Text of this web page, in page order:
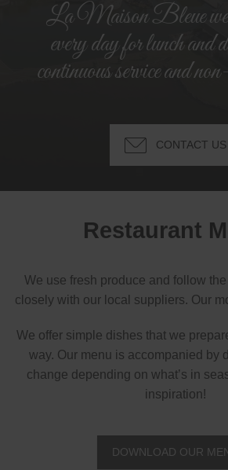
La Maison Bleue
every day for lunch and
continuous service and
CONTACT US
Restaurant
We use fresh produce and follow
closely with our local suppliers. Our
We offer simple dishes that we
way. Our menu is accompanied by
change depending on what’s in
inspiration!
DOWNLOAD OUR